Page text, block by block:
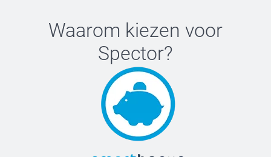
Waarom kiezen voor
Spector?